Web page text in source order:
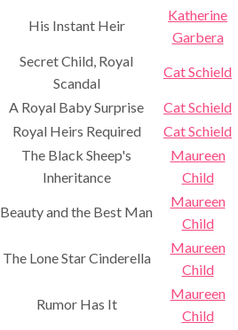
His Instant Heir
Katherine
Garbera
Secret Child, Royal
Scandal
Cat Schield
A Royal Baby Surprise
Cat Schield
Royal Heirs Required Cat Schield
The Black Sheep's
Inheritance
Maureen
Child
Beauty and the Best Man
Maureen
Child
The Lone Star Cinderella
Maureen
Child
Rumor Has It
Maureen
Child